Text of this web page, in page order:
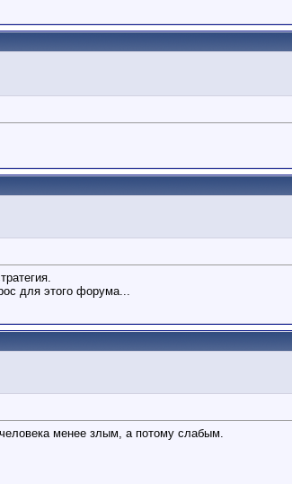
для этого форума...
менее злым, а потому слабым.